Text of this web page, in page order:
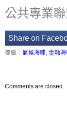
公共專業
Share on
標籤： 氣候海嘯, 金融
Comments are closed.